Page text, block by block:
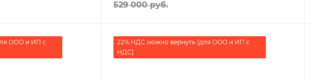
529 000руб.
ООО и ИП с
22% НДС можно вернуть (для ООО и ИП с
НДС)